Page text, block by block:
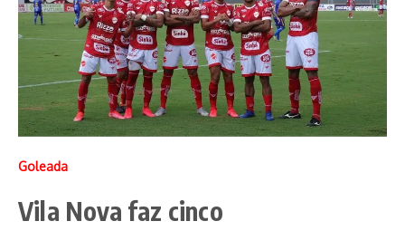
Goleada
Vila Nova faz cinco